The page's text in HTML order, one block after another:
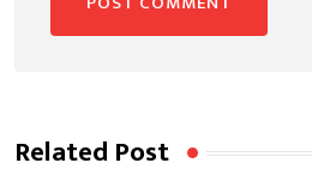
Related Post